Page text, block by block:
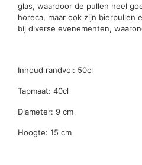
glas, waardoor de pullen heel
horeca, maar ook zijn bierpullen
bij diverse evenementen,
Inhoud randvol: 50cl
Tapmaat: 40cl
Diameter: 9 cm
Hoogte: 15 cm